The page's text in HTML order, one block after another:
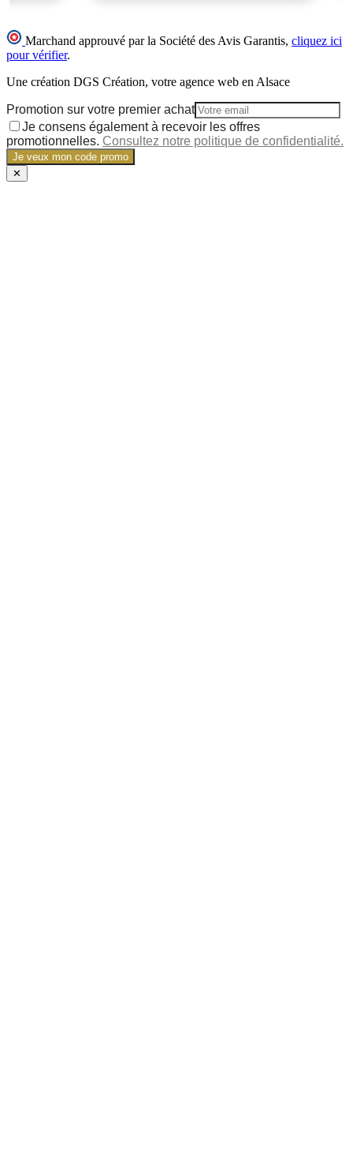
Marchand approuvé par la Société des Avis Garantis, cliquez ici
pour vérifier.
Une création DGS Création, votre agence web en Alsace
Promotion sur votre premier achat
Je consens également à recevoir les offres
promotionnelles. Consultez notre politique de confidentialité.
Je veux mon code promo
✕